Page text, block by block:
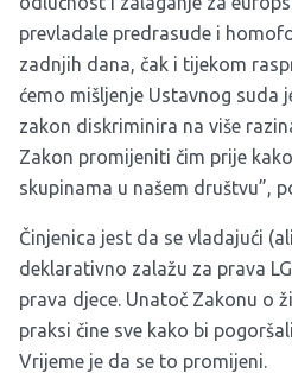
prevladale predrasude i
zadnjih dana, čak i tijekom
ćemo mišljenje Ustavnog suda
zakon diskriminira na više
Zakon promijeniti čim prije
skupinama u našem društvu”,
Činjenica jest da se vladajući
deklarativno zalažu za prava
prava djece. Unatoč Zakonu o
praksi čine sve kako bi
Vrijeme je da se to promijeni.